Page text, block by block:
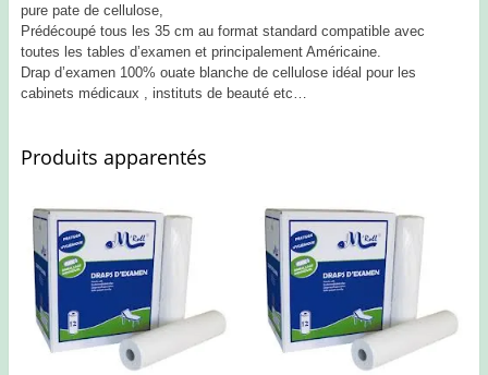
pure pate de cellulose,
Prédécoupé tous les 35 cm au format standard compatible avec
toutes les tables d’examen et principalement Américaine.
Drap d’examen 100% ouate blanche de cellulose idéal pour les
cabinets médicaux , instituts de beauté etc…
Produits apparentés